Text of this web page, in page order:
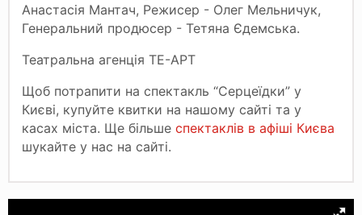
Анастасія Мантач, Режисер - Олег Мельничук,
Генеральний продюсер - Тетяна Єдемська.
Театральна агенція ТЕ-АРТ
Щоб потрапити на спектакль “Серцеїдки” у
Києві, купуйте квитки на нашому сайті та у
касах міста. Ще більше спектаклів в афіші Києва
шукайте у нас на сайті.